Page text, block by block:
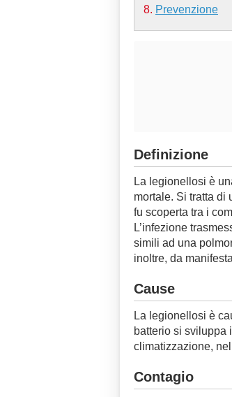
Prevenzione
Definizione
La legionellosi è
mortale. Si tratta di
fu scoperta tra i
L’infezione
simili ad una
inoltre, da
Cause
La legionellosi è
batterio si sviluppa
climatizzazione,
Contagio